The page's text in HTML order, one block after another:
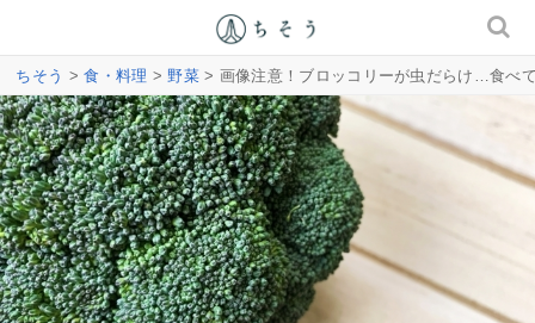
ちそう >食・料理 >野菜> 画像注意！ブロッコリーが虫だらけ…食べ